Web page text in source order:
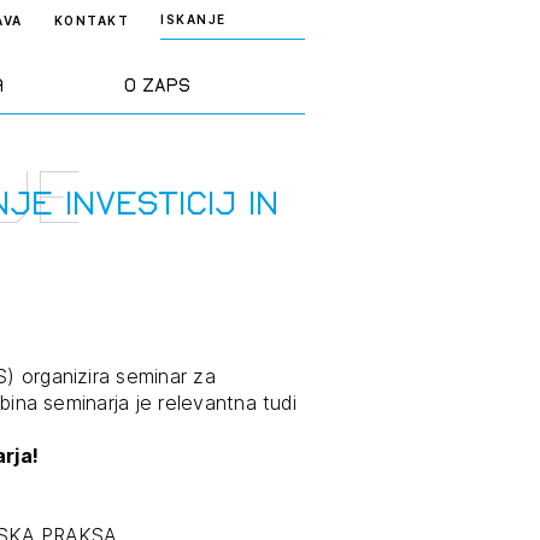
O ZAPS
KONTAKT ISKANJE
ZAPS
stroke
Projekti
INVESTICIJ IN
organizira seminar za
seminarja je relevantna tudi